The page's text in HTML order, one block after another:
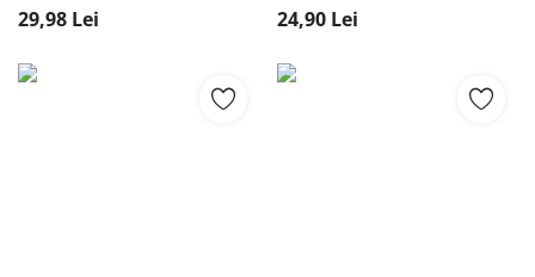
29,98 Lei 24,90 Lei